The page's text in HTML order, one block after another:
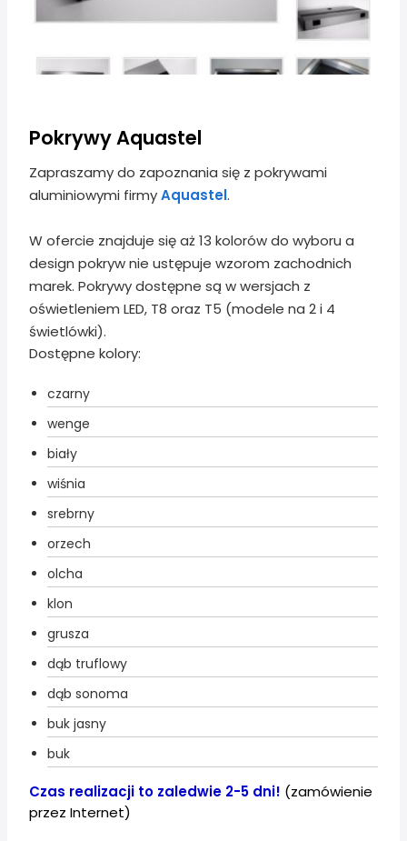
Pokrywy Aquastel
Zapraszamy do zapoznania się z pokrywami
aluminiowymi firmyAquastel.
W ofercie znajduje się aż 13 kolorów do wyboru a
design pokryw nie ustępuje wzorom zachodnich
marek. Pokrywy dostępne są w wersjach z
oświetleniem LED, T8 oraz T5 (modele na 2 i 4
świetlówki).
Dostępne kolory:
czarny
wenge
biały
wiśnia
srebrny
orzech
olcha
klon
grusza
dąb truflowy
dąb sonoma
buk jasny
buk
Czas realizacji to zaledwie 2-5 dni! (zamówienie
przez Internet)